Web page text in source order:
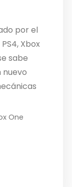
por el
Xbox
sabe
nuevo
un
One